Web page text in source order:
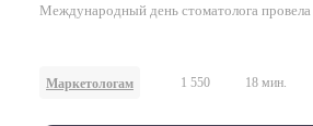
Международный день стоматолога провела
Маркетологам 1 550 18 мин.